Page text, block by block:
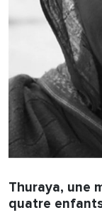
Thuraya, une
quatre